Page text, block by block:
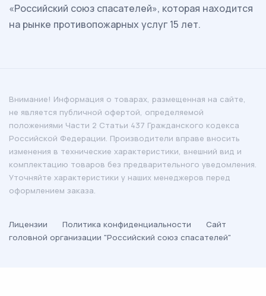
«Российский союз спасателей», которая находится
на рынке противопожарных услуг 15 лет.
Внимание! Информация о товарах, размещенная на сайте,
не является публичной офертой, определяемой
положениями Части 2 Статьи 437 Гражданского кодекса
Российской Федерации. Производители вправе вносить
изменения в технические характеристики, внешний вид и
комплектацию товаров без предварительного уведомления.
Уточняйте характеристики у наших менеджеров перед
оформлением заказа.
Лицензии Политика конфиденциальности
Сайт
головной организации "Российский союз спасателей"